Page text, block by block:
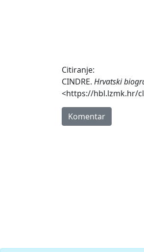
Citiranje:
CINDRE. Hrvatski
<https://hbl.lzmk.hr/
Komentar